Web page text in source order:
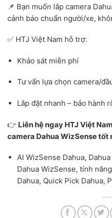
📌 Bạn muốn lắp camera
cảnh báo chuẩn người/xe,
✅ HTJ Việt Nam hỗ trợ:
Khảo sát miễn phí
Tư vấn lựa chọn camera/
Lắp đặt nhanh – bảo hành
👉 Liên hệ ngay HTJ Việt
camera Dahua WizSense tốt
AI WizSense Dahua,
Dahua WizSense, tính
Dahua, Quick Pick Dahua,